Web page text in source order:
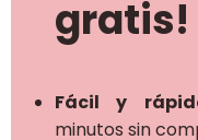
gratis!
Fácil y
minutos sin